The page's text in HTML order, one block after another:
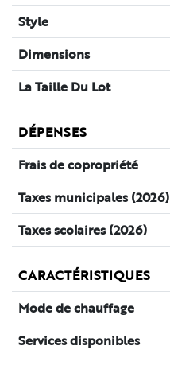
Style
Dimensions
La Taille Du Lot
DÉPENSES
Frais de copropriété
Taxes municipales (2026)
Taxes scolaires (2026)
CARACTÉRISTIQUES
Mode de chauffage
Services disponibles